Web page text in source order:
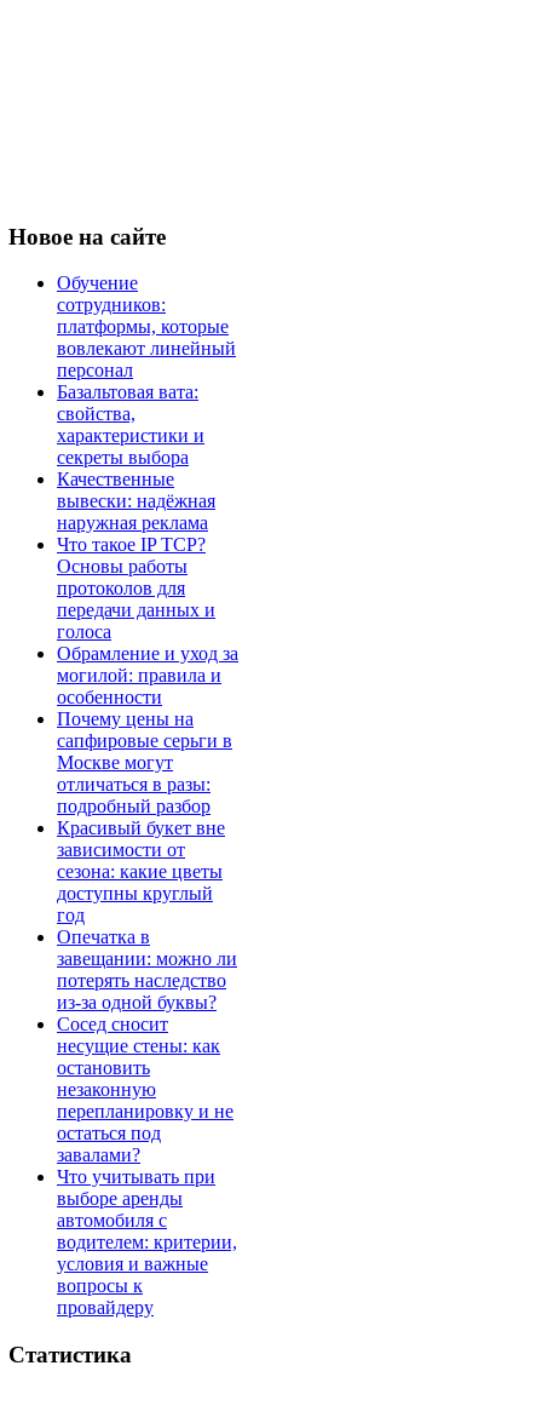
Новое на сайте
Обучение
сотрудников:
платформы, которые
вовлекают линейный
персонал
Базальтовая вата:
свойства,
характеристики и
секреты выбора
Качественные
вывески: надёжная
наружная реклама
Что такое IP TCP?
Основы работы
протоколов для
передачи данных и
голоса
Обрамление и уход за
могилой: правила и
особенности
Почему цены на
сапфировые серьги в
Москве могут
отличаться в разы:
подробный разбор
Красивый букет вне
зависимости от
сезона: какие цветы
доступны круглый
год
Опечатка в
завещании: можно ли
потерять наследство
из-за одной буквы?
Сосед сносит
несущие стены: как
остановить
незаконную
перепланировку и не
остаться под
завалами?
Что учитывать при
выборе аренды
автомобиля с
водителем: критерии,
условия и важные
вопросы к
провайдеру
Статистика